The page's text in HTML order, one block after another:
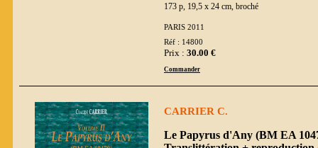
173 p, 19,5 x 24 cm, broché
PARIS 2011
Réf : 14800
Prix : 30.00 €
Commander
CARRIER C.
Le Papyrus d'Any (BM EA